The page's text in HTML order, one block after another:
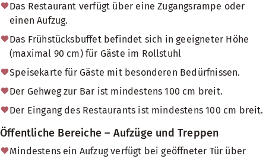
Das Restaurant verfügt über eine Zugangsrampe oder
einen Aufzug.
Das Frühstücksbuffet befindet sich in geeigneter Höhe
(maximal 90 cm) für Gäste im Rollstuhl
Speisekarte für Gäste mit besonderen Bedürfnissen.
Der Gehweg zur Bar ist mindestens 100 cm breit.
Der Eingang des Restaurants ist mindestens 100 cm breit.
Öffentliche Bereiche – Aufzüge und Treppen
Mindestens ein Aufzug verfügt bei geöffneter Tür über